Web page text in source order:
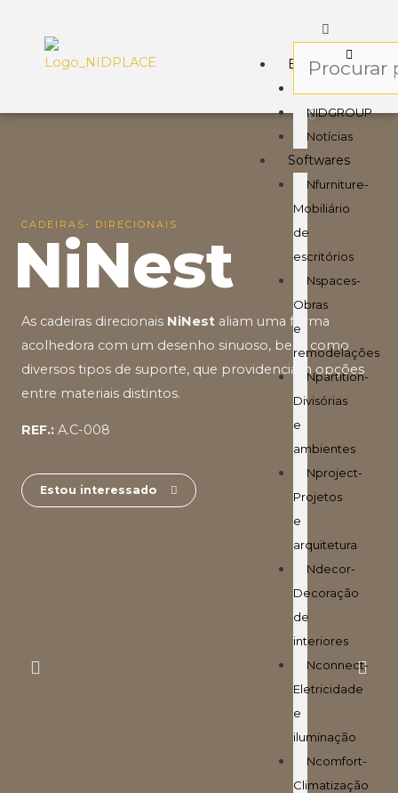
Empresa
NIDGROUP
Notícias
Softwares
Nfurniture-
Mobiliário
de
escritórios
Nspaces-
Obras
e
remodelações
Npartition-
Divisórias
e
ambientes
Nproject-
Projetos
e
arquitetura
Ndecor-
Decoração
de
interiores
Nconnect-
Eletricidade
e
iluminação
Ncomfort-
Climatização
CADEIRAS- DIRECIONAIS
NiNest
As cadeiras direcionais NiNest aliam uma forma
acolhedora com um desenho sinuoso, bem como
diversos tipos de suporte, que providenciam opções
entre materiais distintos.
REF.: A.C-008
Estou interessado